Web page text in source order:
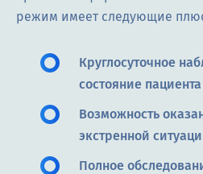
режим имеет следующие
Круглосуточное
состояние
Возможность
экстренной
Полное